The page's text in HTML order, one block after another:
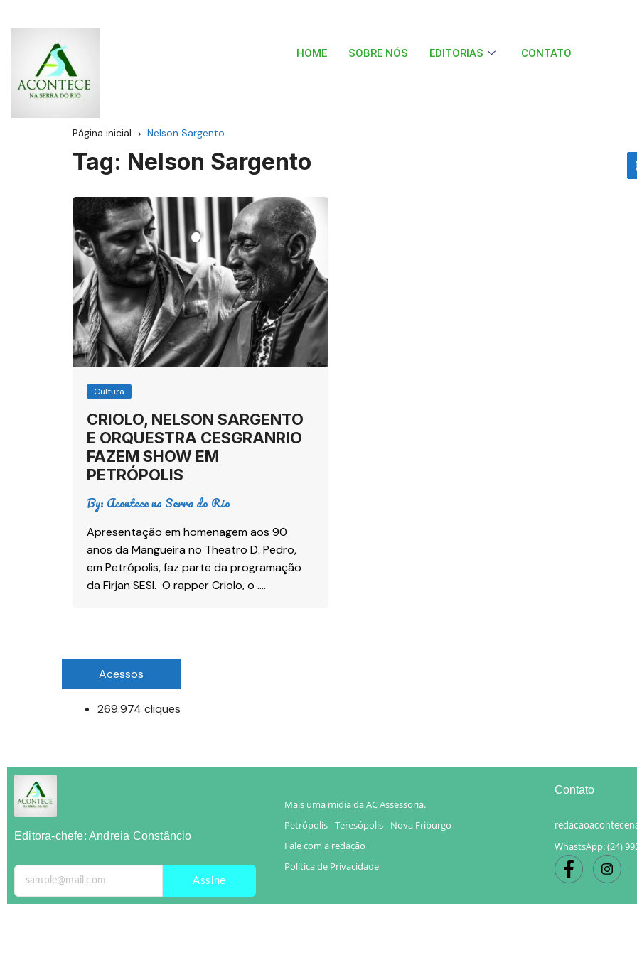
HOME SOBRE NÓS EDITORIAS CONTATO
Página inicial Nelson Sargento
Tag: Nelson Sargento
Cultura
CRIOLO, NELSON SARGENTO
E ORQUESTRA CESGRANRIO
FAZEM SHOW EM
PETRÓPOLIS
By: Acontece na Serra do Rio
Apresentação em homenagem aos 90
anos da Mangueira no Theatro D. Pedro,
em Petrópolis, faz parte da programação
da Firjan SESI. O rapper Criolo, o ….
Acessos
269.974 cliques
Editora-chefe: Andreia Constâncio
Assine
Mais uma midia da AC Assessoria.
Petrópolis - Teresópolis - Nova Friburgo
Fale com a redação
Política de Privacidade
Contato
WhastsApp: (24)